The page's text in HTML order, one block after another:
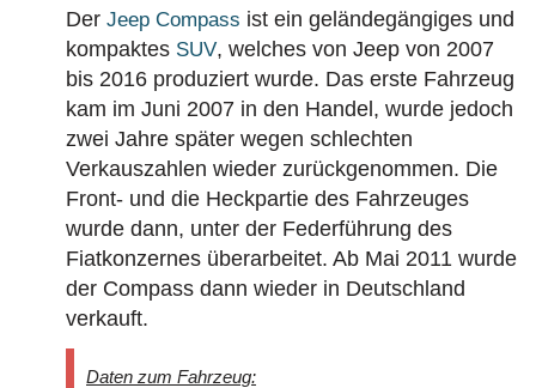
Der Jeep Compass ist ein geländegängiges und
kompaktes SUV, welches von Jeep von 2007
bis 2016 produziert wurde. Das erste Fahrzeug
kam im Juni 2007 in den Handel, wurde jedoch
zwei Jahre später wegen schlechten
Verkauszahlen wieder zurückgenommen. Die
Front- und die Heckpartie des Fahrzeuges
wurde dann, unter der Federführung des
Fiatkonzernes überarbeitet. Ab Mai 2011 wurde
der Compass dann wieder in Deutschland
verkauft.
Daten zum Fahrzeug: